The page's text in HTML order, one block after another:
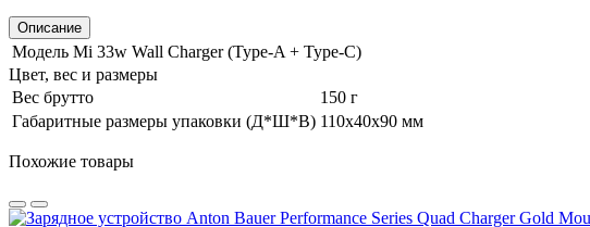
Описание
Модель Mi 33w Wall Charger (Type-A + Type-C)
Цвет, вес и размеры
Вес брутто
150 г
Габаритные размеры упаковки (Д*Ш*В) 110х40х90 мм
Похожие товары